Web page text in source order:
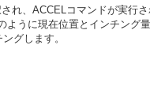
れ、ACCELコマンドが実行
ように現在位置とインチング
グします。